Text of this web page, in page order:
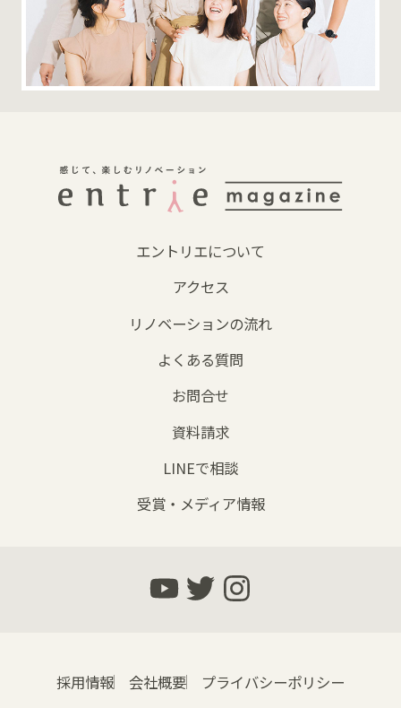
エントリエについて
アクセス
リノベーションの流れ
よくある質問
お問合せ
資料請求
LINEで相談
受賞・メディア情報
採用情報 会社概要 プライバシーポリシー